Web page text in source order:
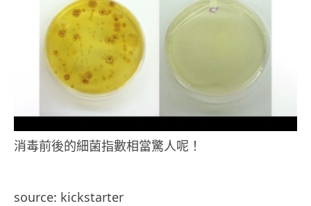
消毒前後的細菌指數相當驚人呢！
source: kickstarter